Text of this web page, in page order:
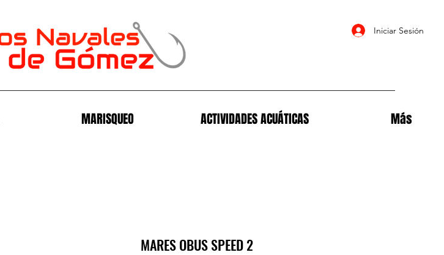
Iniciar Sesión
MARISQUEO ACTIVIDADES ACUÁTICAS Más
MARES OBUS SPEED 2